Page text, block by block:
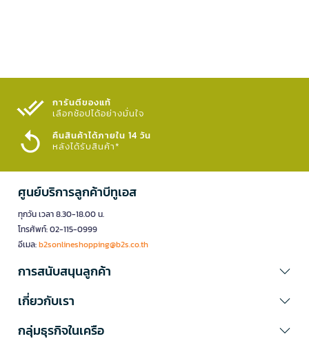
การันตีของแท้
เลือกช้อปได้อย่างมั่นใจ​
คืนสินค้าได้ภายใน 14 วัน
หลังได้รับสินค้า*
ศูนย์บริการลูกค้าบีทูเอส
ทุกวัน เวลา 8.30-18.00 น.
โทรศัพท์: 02-115-0999
อีเมล:b2sonlineshopping@b2s.co.th
การสนับสนุนลูกค้า
เกี่ยวกับเรา
กลุ่มธุรกิจในเครือ